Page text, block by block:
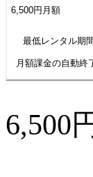
6,500円 月額
最低レンタル期
月額課金の自動終
6,500